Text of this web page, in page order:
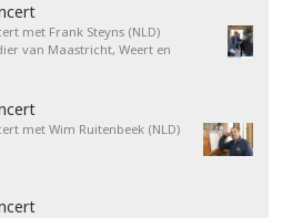
met Frank Steyns (NLD)
van Maastricht, Weert en
met Wim Ruitenbeek (NLD)